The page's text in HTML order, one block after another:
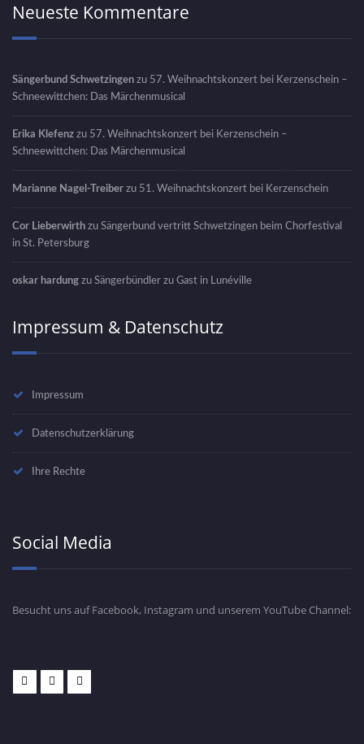
Neueste Kommentare
Sängerbund Schwetzingen zu 57. Weihnachtskonzert bei Kerzenschein –
Schneewittchen: Das Märchenmusical
Erika Klefenz zu 57. Weihnachtskonzert bei Kerzenschein –
Schneewittchen: Das Märchenmusical
Marianne Nagel-Treiber zu 51. Weihnachtskonzert bei Kerzenschein
Cor Lieberwirth zu Sängerbund vertritt Schwetzingen beim Chorfestival
in St. Petersburg
oskar hardung zu Sängerbündler zu Gast in Lunéville
Impressum & Datenschutz
Impressum
Datenschutzerklärung
Ihre Rechte
Social Media
Besucht uns auf Facebook, Instagram und unserem YouTube Channel: